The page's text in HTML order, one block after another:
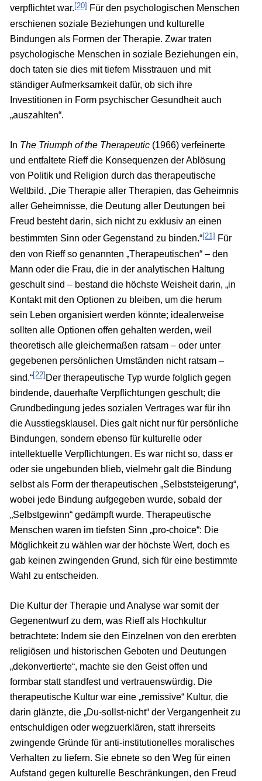
verpflichtet war.[20] Für den psychologischen Menschen
erschienen soziale Beziehungen und kulturelle
Bindungen als Formen der Therapie. Zwar traten
psychologische Menschen in soziale Beziehungen ein,
doch taten sie dies mit tiefem Misstrauen und mit
ständiger Aufmerksamkeit dafür, ob sich ihre
Investitionen in Form psychischer Gesundheit auch
„auszahlten“.
In The Triumph of the Therapeutic(1966) verfeinerte
und entfaltete Rieff die Konsequenzen der Ablösung
von Politik und Religion durch das therapeutische
Weltbild. „Die Therapie aller Therapien, das Geheimnis
aller Geheimnisse, die Deutung aller Deutungen bei
Freud besteht darin, sich nicht zu exklusiv an einen
bestimmten Sinn oder Gegenstand zu binden.“[21] Für
den von Rieff so genannten „Therapeutischen“ – den
Mann oder die Frau, die in der analytischen Haltung
geschult sind – bestand die höchste Weisheit darin, „in
Kontakt mit den Optionen zu bleiben, um die herum
sein Leben organisiert werden könnte; idealerweise
sollten alle Optionen offen gehalten werden, weil
theoretisch alle gleichermaßen ratsam – oder unter
gegebenen persönlichen Umständen nicht ratsam –
sind.“[22] Der therapeutische Typ wurde folglich gegen
bindende, dauerhafte Verpflichtungen geschult; die
Grundbedingung jedes sozialen Vertrages war für ihn
die Ausstiegsklausel. Dies galt nicht nur für persönliche
Bindungen, sondern ebenso für kulturelle oder
intellektuelle Verpflichtungen. Es war nicht so, dass er
oder sie ungebunden blieb, vielmehr galt die Bindung
selbst als Form der therapeutischen „Selbststeigerung“,
wobei jede Bindung aufgegeben wurde, sobald der
„Selbstgewinn“ gedämpft wurde. Therapeutische
Menschen waren im tiefsten Sinn „pro-choice“: Die
Möglichkeit zu wählen war der höchste Wert, doch es
gab keinen zwingenden Grund, sich für eine bestimmte
Wahl zu entscheiden.
Die Kultur der Therapie und Analyse war somit der
Gegenentwurf zu dem, was Rieff als Hochkultur
betrachtete: Indem sie den Einzelnen von den ererbten
religiösen und historischen Geboten und Deutungen
„dekonvertierte“, machte sie den Geist offen und
formbar statt standfest und vertrauenswürdig. Die
therapeutische Kultur war eine „remissive“ Kultur, die
darin glänzte, die „Du-sollst-nicht“ der Vergangenheit zu
entschuldigen oder wegzuerklären, statt ihrerseits
zwingende Gründe für anti-institutionelles moralisches
Verhalten zu liefern. Sie ebnete so den Weg für einen
Aufstand gegen kulturelle Beschränkungen, den Freud